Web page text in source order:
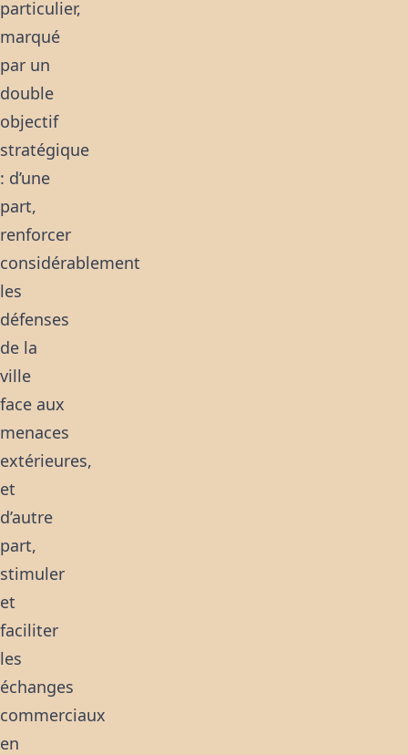
particulier,
marqué
par un
double
objectif
stratégique
: d’une
part,
renforcer
considérablement
les
défenses
de la
ville
face aux
menaces
extérieures,
et
d’autre
part,
stimuler
et
faciliter
les
échanges
commerciaux
en